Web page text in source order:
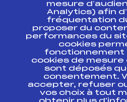
Ressources
Pass’Neige
Projet sportif fédéral
Projet de performance
Antidopage
Pôle Développement,
Scientifique
Listes ministérielles
mesure
Analytics) afin
fréquentation
proposer du
performances du
cookies
fonctionnement
cookies de mesure
sont déposés
consentement.
accepter, refuser
vos choix à tout